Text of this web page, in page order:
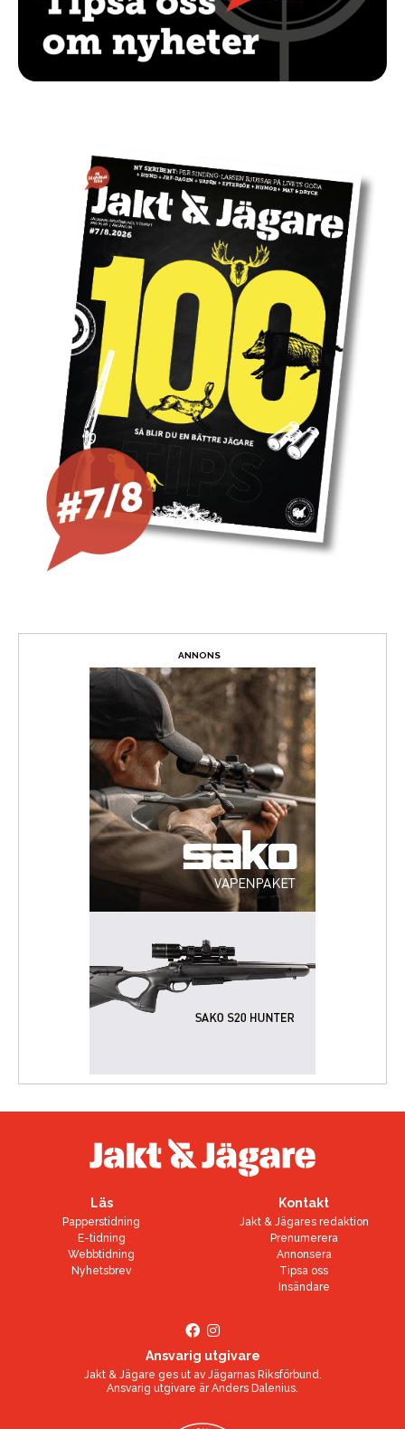
ANNONS
Läs
Papperstidning
E-tidning
Webbtidning
Nyhetsbrev
Kontakt
Jakt & Jägares redaktion
Prenumerera
Annonsera
Tipsa oss
Insändare
Ansvarig utgivare
Jakt & Jägare ges ut av Jägarnas Riksförbund.
Ansvarig utgivare ärAnders Dalenius.